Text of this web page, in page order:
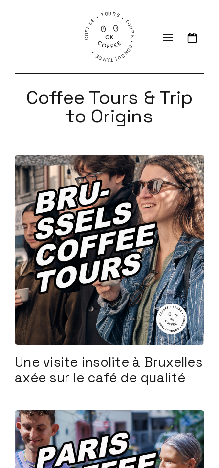
COFFEE • TOURS • COURS • CONSULTANCE •
Coffee Tours & Trip
to Origins
Une visite insolite à Bruxelles
axée sur le café de qualité